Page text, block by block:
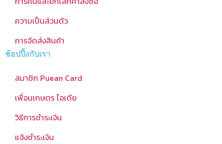
ความเป็นส่วนตัว
การจัดส่งสินค้า
ช้อปปิ้งกับเรา
สมาชิก Puean Card
เพื่อนเกษตร ไอเดีย
วิธีการชำระเงิน
แจ้งชำระเงิน